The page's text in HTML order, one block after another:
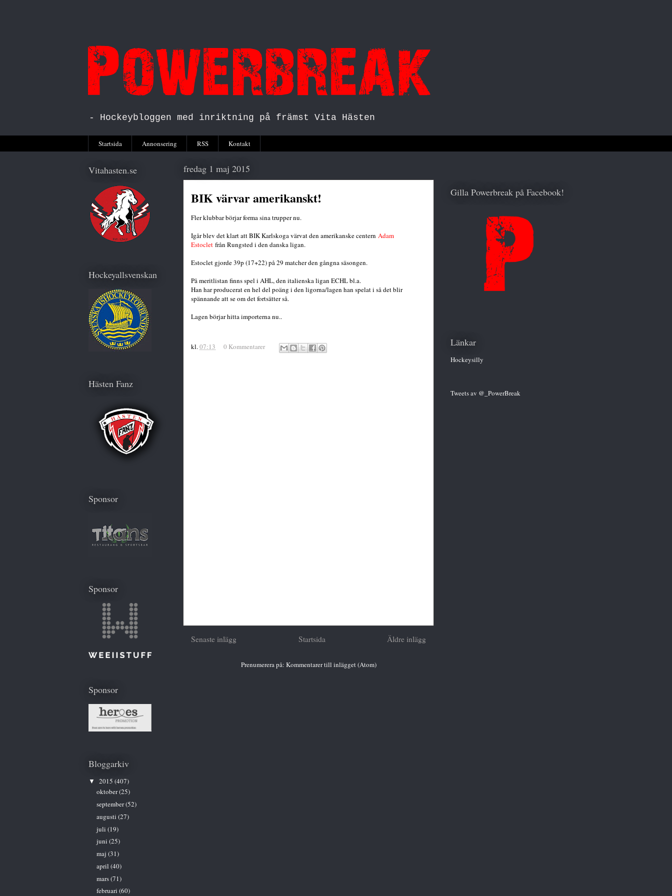
- Hockeybloggen med inriktning på främst Vita Hästen
Startsida Annonsering RSS Kontakt
fredag 1 maj 2015
BIK värvar amerikanskt!
Fler klubbar börjar forma sina trupper nu.
Igår blev det klart att BIK Karlskoga värvat den amerikanske centern Adam
Estoclet från Rungsted i den danska ligan.
Estoclet gjorde 39p (17+22) på 29 matcher den gångna säsongen.
På meritlistan finns spel i AHL, den italienska ligan ECHL bl.a.
Han har producerat en hel del poäng i den ligorna/lagen han spelat i så det blir
spännande att se om det fortsätter så.
Lagen börjar hitta importerna nu..
kl.07:13 0 Kommentarer
Senaste inlägg Äldre inlägg
Startsida
Prenumerera på: Kommentarer till inlägget (Atom)
Vitahasten.se
Hockeyallsvenskan
Hästen Fanz
Sponsor
Sponsor
Sponsor
Bloggarkiv
▼ 2015 (407)
oktober(25)
september(52)
augusti (27)
juli (19)
juni (25)
maj (31)
april (40)
mars(71)
februari (60)
Gilla Powerbreak på Facebook!
Länkar
Hockeysilly
Tweets av @_PowerBreak